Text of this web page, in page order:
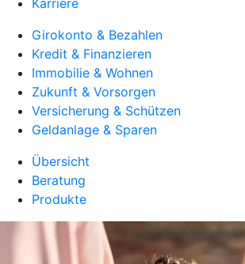
Karriere
Girokonto & Bezahlen
Kredit & Finanzieren
Immobilie & Wohnen
Zukunft & Vorsorgen
Versicherung & Schützen
Geldanlage & Sparen
Übersicht
Beratung
Produkte